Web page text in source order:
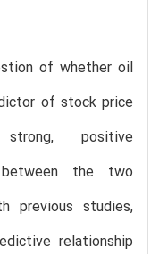
of whether oil
of stock price
positive
between the two
previous studies,
relationship